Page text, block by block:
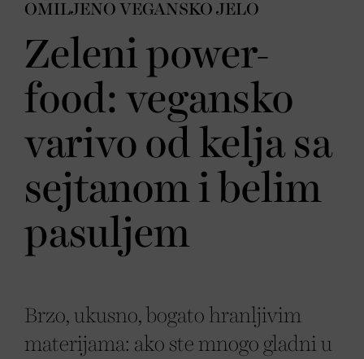
OMILJENO VEGANSKO JELO
Zeleni power-
food: vegansko
varivo od kelja sa
sejtanom i belim
pasuljem
Brzo, ukusno, bogato hranljivim
materijama: ako ste mnogo gladni u